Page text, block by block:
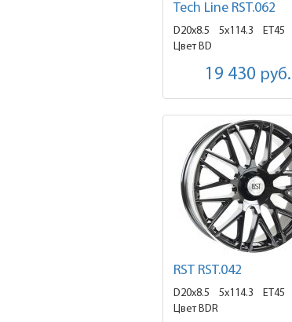
Tech Line RST.062
D20x8.5 5x114.3 ET45
Цвет BD
19 430 руб.
RST RST.042
D20x8.5 5x114.3 ET45
Цвет BDR